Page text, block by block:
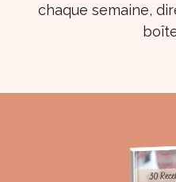
chaque semaine,